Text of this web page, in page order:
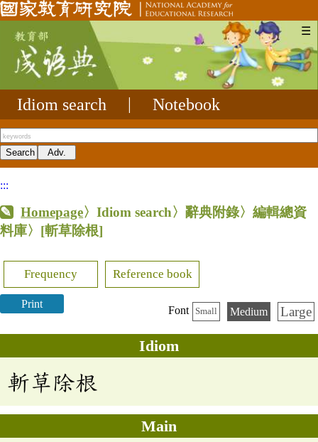
☰
Idiom search Notebook
:::
Homepage〉Idiom search〉辭典附錄〉編輯總資
料庫〉 [斬草除根]
Frequency Reference book
Print
Font Small Medium Large
Idiom
斬草除根
Main